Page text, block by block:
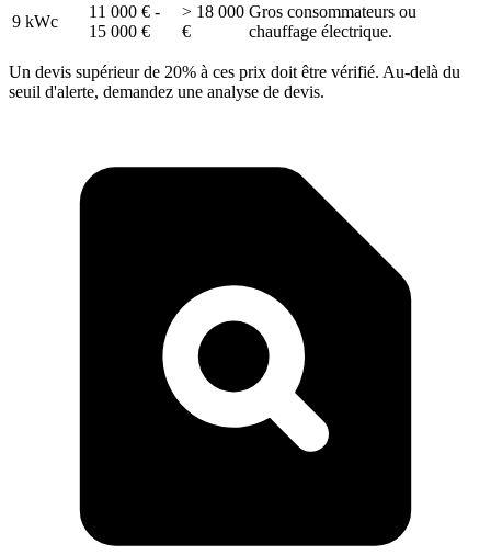
9 kWc
11 000 € -
15 000 €
> 18 000
€
Gros consommateurs ou
chauffage électrique.
Un devis supérieur de 20% à ces prix doit être vérifié. Au-delà du
seuil d'alerte, demandez une analyse de devis.